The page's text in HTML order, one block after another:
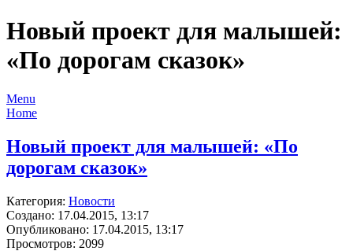
Новый проект для малышей:
«По дорогам сказок»
Menu
Home
Новый проект для малышей: «По
дорогам сказок»
Категория: Новости
Создано: 17.04.2015, 13:17
Опубликовано: 17.04.2015, 13:17
Просмотров: 2099